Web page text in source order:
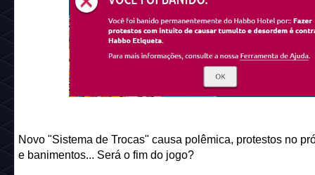
Novo "Sistema de Trocas" causa polêmica, protestos no
e banimentos... Será o fim do jogo?